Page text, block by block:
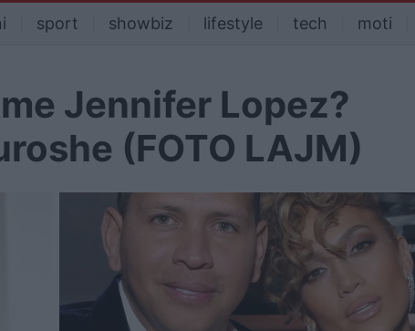
sport showbiz lifestyle tech moti
Jennifer Lopez?
(FOTO LAJM)